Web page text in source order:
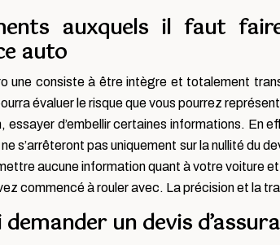
auxquels il faut
auto
une consiste à être intègre et totalement
évaluer le risque que vous pourrez
essayer d’embellir certaines informations.
s’arrêteront pas uniquement sur la nullité du
aucune information quant à votre voiture
commencé à rouler avec. La précision et la
un devis